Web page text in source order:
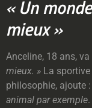
« Un
mieux »
Anceline, 18 ans,
mieux. » La
philosophie, ajoute :
animal par exemple.